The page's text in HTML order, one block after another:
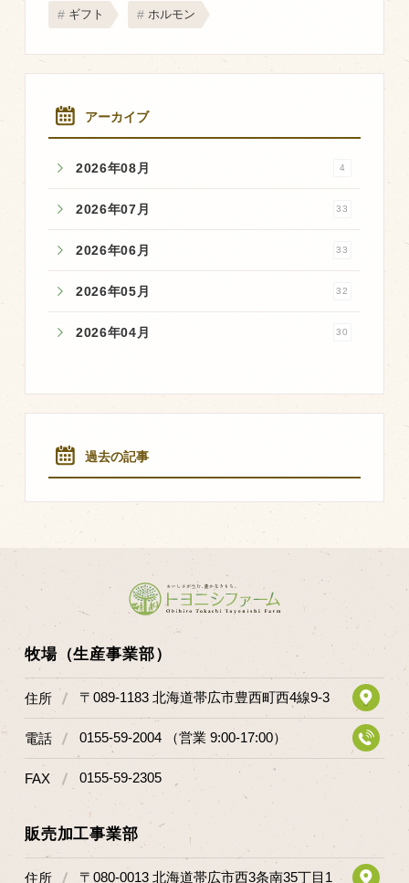
ギフト ホルモン
アーカイブ
2026年08月 4
2026年07月 33
2026年06月 33
2026年05月 32
2026年04月 30
過去の記事
牧場（生産事業部）
住所 〒089-1183 北海道帯広市豊西町西4線9-3
電話 0155-59-2004 （営業 9:00-17:00）
FAX 0155-59-2305
販売加工事業部
住所 〒080-0013 北海道帯広市西3条南35丁目1